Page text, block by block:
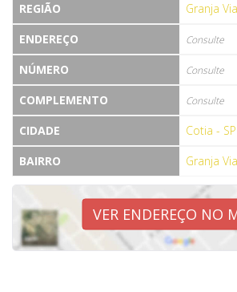
REGIÃO
Granja
ENDEREÇO
Consulte
NÚMERO Consulte
COMPLEMENTO Consulte
CIDADE
Cotia - SP
BAIRRO
Granja
VER ENDEREÇO NO